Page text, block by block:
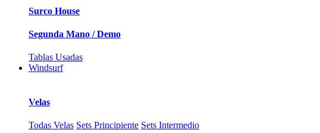
Surco House
Segunda Mano / Demo
Tablas Usadas
Windsurf
Velas
Todas Velas Sets Principiente Sets Intermedio